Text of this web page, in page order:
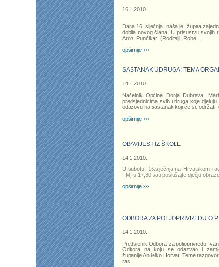
16.1.2010.
Dana 16. siječnja naša je župna
dobila novog člana. U prisustvu svojih
Aron Punčikar (Roditelji: Robe...
opširnije ›››
SASTANAK UDRUGA: TEMA
14.1.2010.
Načelnik Općine Donja Dubrava,
predsjednicima svih udruga koje
odazovu na sastanak koji će se održati
opširnije ›››
OBAVIJEST IZ ŠKOLE
14.1.2010.
U subotu, 16.siječnja na Hrvatskom
FM) u 17,30 sati poslušajte dječju
opširnije ›››
ODBORA ZA POLJOPRIVREDU O
14.1.2010.
Predsjenik Odbora za poljoprivredu
Odbora na koju se odazvao i
županije Anđelko Horvat. Teme
ras